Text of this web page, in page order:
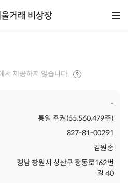
서 제공하지 않습니다.
-
통일 주권(55,560,479주)
827-81-00291
김원종
경남 창원시 성산구 정동로162번
길 40